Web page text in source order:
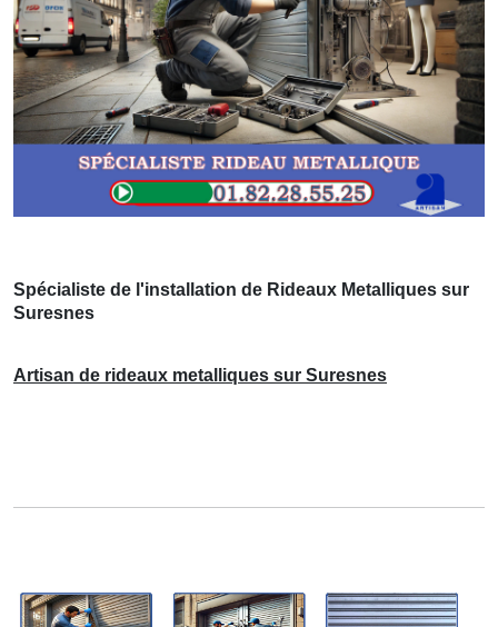
Spécialiste de l'installation de Rideaux Metalliques sur
Suresnes
Artisan de rideaux metalliques sur Suresnes